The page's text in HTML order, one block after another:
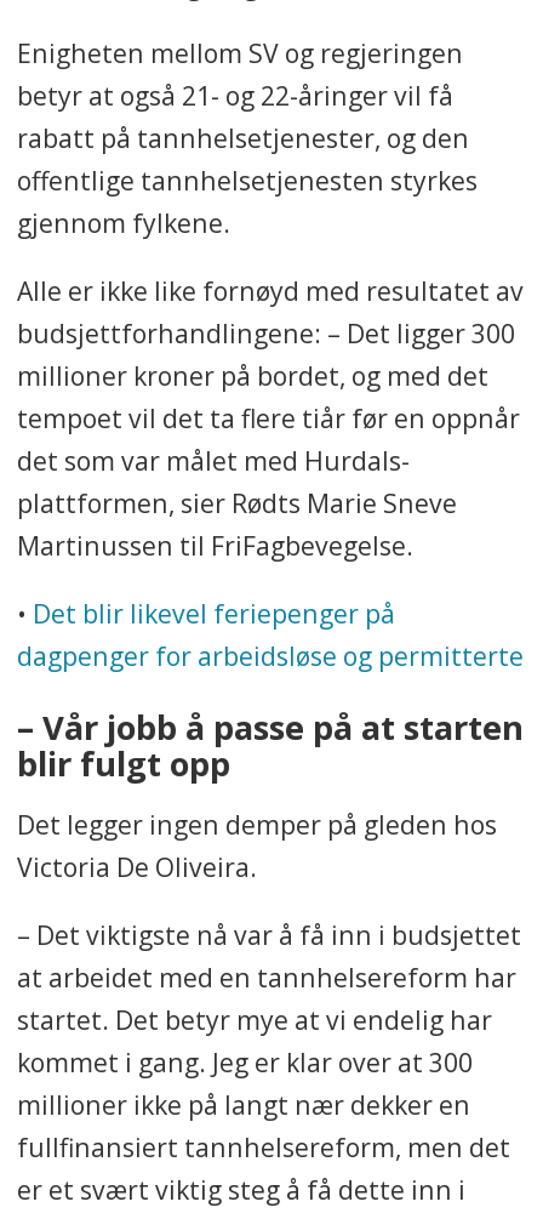
Enigheten mellom SV og regjeringen
betyr at også 21- og 22-åringer vil få
rabatt på tannhelsetjenester, og den
offentlige tannhelsetjenesten styrkes
gjennom fylkene.
Alle er ikke like fornøyd med resultatet av
budsjettforhandlingene: – Det ligger 300
millioner kroner på bordet, og med det
tempoet vil det ta flere tiår før en oppnår
det som var målet med Hurdals-
plattformen, sier Rødts Marie Sneve
Martinussen til FriFagbevegelse.
• Det blir likevel feriepenger på
dagpenger for arbeidsløse og permitterte
– Vår jobb å passe på at starten
blir fulgt opp
Det legger ingen demper på gleden hos
Victoria De Oliveira.
– Det viktigste nå var å få inn i budsjettet
at arbeidet med en tannhelsereform har
startet. Det betyr mye at vi endelig har
kommet i gang. Jeg er klar over at 300
millioner ikke på langt nær dekker en
fullfinansiert tannhelsereform, men det
er et svært viktig steg å få dette inn i